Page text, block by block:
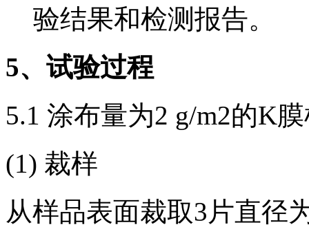
验结果和检测报告。
5、试验过程
5.1 涂布量为2 g/m2的K
(1) 裁样
从样品表面裁取3片直径